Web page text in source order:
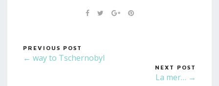
PREVIOUS POST
← way to Tschernobyl
NEXT POST
La mer… →